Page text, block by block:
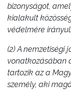
bizonyságot,
kialakult
védelmére irányul.
(2) A nemzetiségi
vonatkozásában
tartozik az a
személy, aki